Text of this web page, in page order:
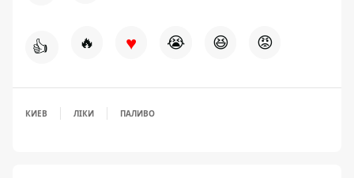
👍 🔥 ♥ 😭 😆 😡
КИЕВ ЛІКИ ПАЛИВО